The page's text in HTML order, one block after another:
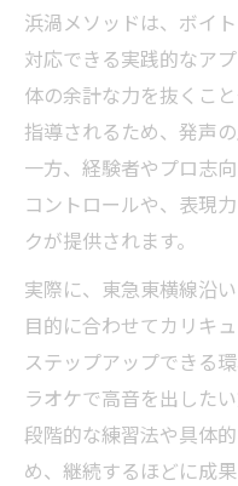
浜渦メソッドは、ボイ
対応できる実践的なア
体の余計な力を抜くこ
指導されるため、発声
一方、経験者やプロ志
コントロールや、表現
クが提供されます。
実際に、東急東横線沿
目的に合わせてカリキ
ステップアップできる
ラオケで高音を出した
段階的な練習法や具体
め、継続するほどに成果